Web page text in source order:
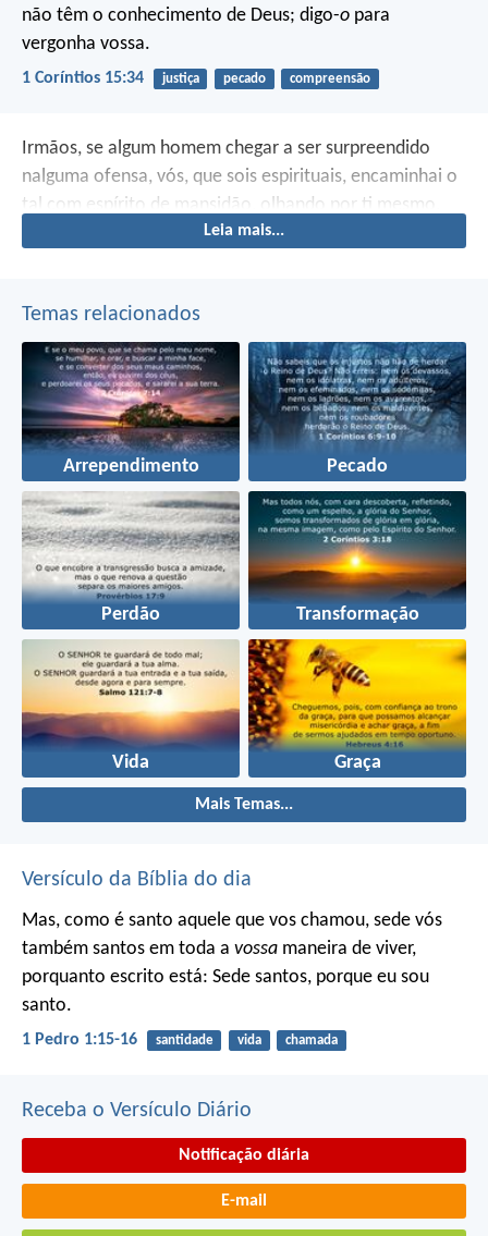
não têm o conhecimento de Deus; digo-o para
vergonha vossa.
1 Coríntios 15:34 justiça pecado compreensão
Irmãos, se algum homem chegar a ser surpreendido
nalguma ofensa, vós, que sois espirituais, encaminhai o
tal com espírito de mansidão, olhando por ti mesmo,
para que não sejas também tentado.
Leia mais...
Temas relacionados
Arrependimento Pecado
Perdão Transformação
Vida Graça
Mais Temas...
Versículo da Bíblia do dia
Mas, como é santo aquele que vos chamou, sede vós
também santos em toda a vossa maneira de viver,
porquanto escrito está: Sede santos, porque eu sou
santo.
1 Pedro 1:15-16 santidade vida chamada
Receba o Versículo Diário
Notificação diária
E-mail